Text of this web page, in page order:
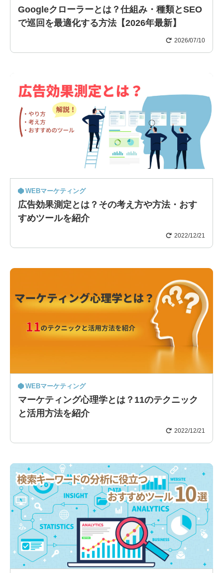
Googleクローラーとは？仕組み・種類とSEO
で巡回を最適化する方法【2026年最新】
2026/07/10
WEBマーケティング
広告効果測定とは？その考え方や方法・おす
すめツールを紹介
2022/12/21
WEBマーケティング
マーケティング心理学とは？11のテクニック
と活用方法を紹介
2022/12/21